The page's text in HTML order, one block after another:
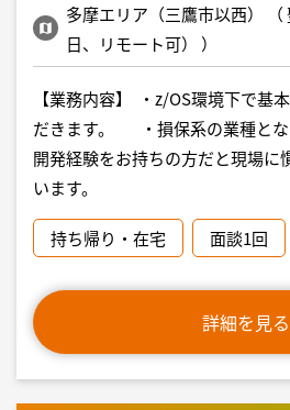
多摩エリア（三鷹市以西） （
日、リモート可）
）
【業務内容】 ・z/OS環境下で基
だきます。 ・損保系の業種とな
開発経験をお持ちの方だと現場に
います。
持ち帰り・在宅 面談1回
詳細を見る